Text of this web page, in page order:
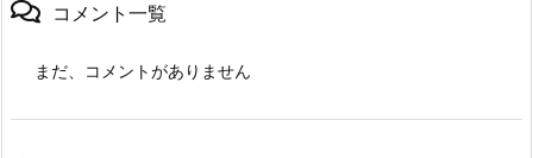
コメント一覧
まだ、コメントがありません